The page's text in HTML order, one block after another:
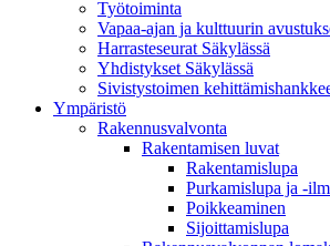
Työtoiminta
Vapaa-ajan ja kulttuurin
Harrasteseurat Säkylässä
Yhdistykset Säkylässä
Sivistystoimen
Ympä­ristö
Rakennusvalvonta
Rakentamisen luvat
Rakentamislupa
Purkamislupa ja -
Poikkeaminen
Sijoittamislupa